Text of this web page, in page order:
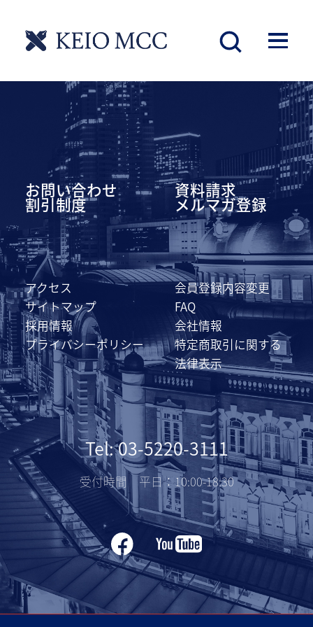
お問い合わせ 資料請求
割引制度 メルマガ登録
アクセス
会員登録内容変更
サイトマップ
FAQ
採用情報
会社情報
プライバシーポリシー
特定商取引に関する
法律表示
Tel: 03-5220-3111
受付時間 平日：10:00-18:30